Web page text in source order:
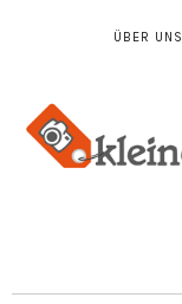
ÜBER UNS